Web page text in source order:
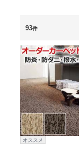
93件
オススメ